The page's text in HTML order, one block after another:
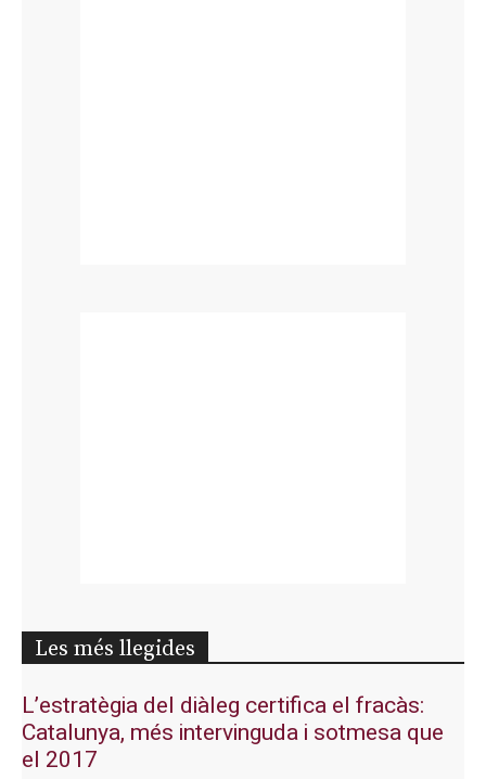
Les més llegides
L’estratègia del diàleg certifica el fracàs:
Catalunya, més intervinguda i sotmesa que
el 2017